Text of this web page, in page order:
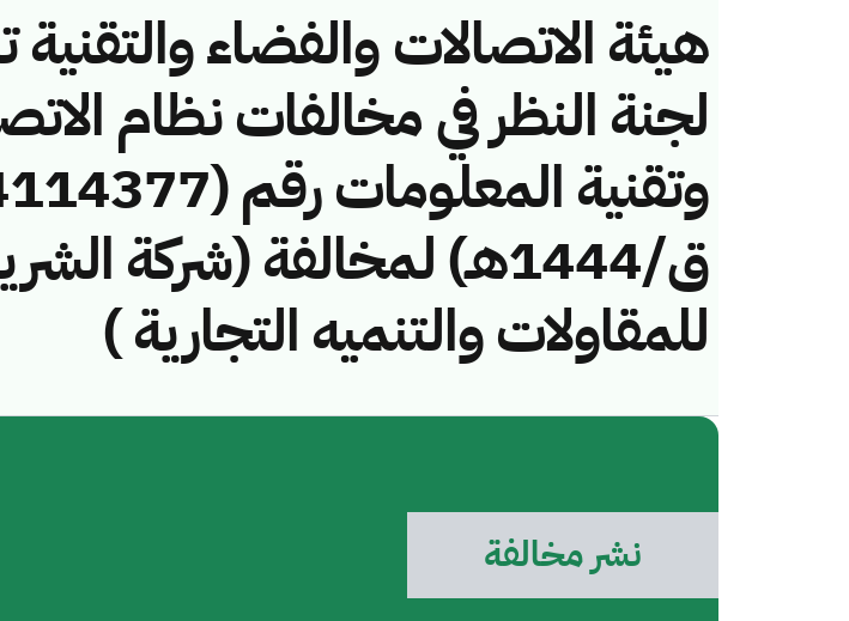
هيئة الاتصالات والفضاء والتقنية
لجنة النظر في مخالفات نظام
ق/1444هـ) لمخالفة (شركة
للمقاولات والتنميه التجارية )
نشر مخالفة